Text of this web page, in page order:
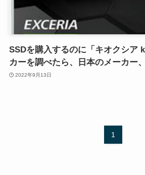
SSDを購入するのに「キオクシア
カーを調べたら、日本のメーカー
2022年9月13日
1